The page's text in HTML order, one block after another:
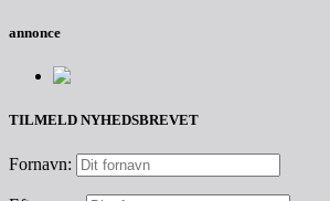
annonce
TILMELD NYHEDSBREVET
Fornavn: